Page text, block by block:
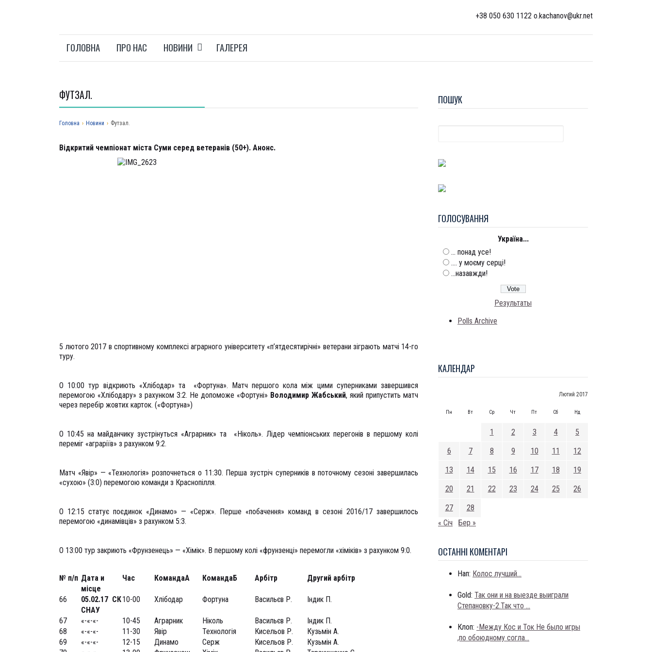
+38 050 630 1122 o.kachanov@ukr.net
ГОЛОВНА ПРО НАС НОВИНИ ГАЛЕРЕЯ
ПОШУК
ГОЛОСУВАННЯ
Україна...
... понад усе!
.... у моєму серці!
...назавжди!
Результаты
Polls Archive
КАЛЕНДАР
Лютий 2017
Пн Вт Ср Чт Пт Сб Нд
1 2 3 4 5
6 7 8 9 10 11 12
13 14 15 16 17 18 19
20 21 22 23 24 25 26
27
28
« Січ
Бер »
ОСТАННI КОМЕНТАРI
Нап: Колос лучший...
Gold: Так они и на выезде выиграли
Степановку-2.Так что ...
Клоп: -Между Кос и Ток Не было игры
,по обоюдному согла...
ФУТЗАЛ.
Головна › Новини › Футзал.
Відкритий чемпіонат міста Суми серед ветеранів (50+). Анонс.
5 лютого 2017 в спортивному комплексі аграрного університету «п’ятдесятирічні» ветерани зіграють матчі 14-го
туру.
О 10:00 тур відкриють «Хлібодар» та «Фортуна». Матч першого кола між цими суперниками завершився
перемогою «Хлібодару» з рахунком 3:2. Не допоможе «Фортуні» Володимир Жабський, який припустить матч
через перебір жовтих карток. («Фортуна»)
О 10:45 на майданчику зустрінуться «Аграрник» та «Ніколь». Лідер чемпіонських перегонів в першому колі
переміг «аграріїв» з рахунком 9:2.
Матч «Явір» — «Технологія» розпочнеться о 11:30. Перша зустріч суперників в поточному сезоні завершилась
«сухою» (3:0) перемогою команди з Краснопілля.
О 12:15 статує поєдинок «Динамо» — «Серж». Перше «побачення» команд в сезоні 2016/17 завершилось
перемогою «динамівців» з рахунком 5:3.
О 13:00 тур закриють «Фрунзенець» — «Хімік». В першому колі «фрунзенці» перемогли «хіміків» з рахунком 9:0.
№ п/п Дата и
місце
Час КомандаА КомандаБ Арбітр Другий арбітр
66 05.02.17 СК
СНАУ
10-00 Хлібодар Фортуна Васильєв Р. Індик П.
67 «-«-«- 10-45 Аграрник Ніколь Васильєв Р.
Індик П.
68
«-«-«- 11-30 Явір Технологія Кисельов Р.
Кузьмін А.
69
«-«-«- 12-15 Динамо Серж Кисельов Р.
Кузьмін А.